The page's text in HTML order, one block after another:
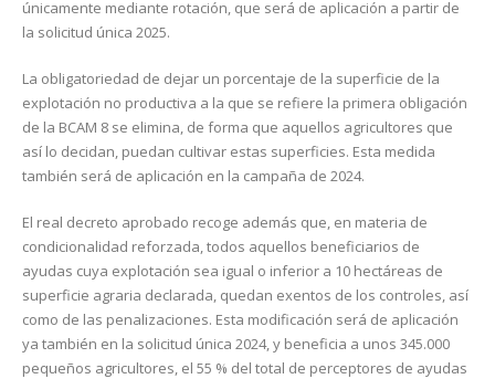
únicamente mediante rotación, que será de aplicación a partir de
la solicitud única 2025.
La obligatoriedad de dejar un porcentaje de la superficie de la
explotación no productiva a la que se refiere la primera obligación
de la BCAM 8 se elimina, de forma que aquellos agricultores que
así lo decidan, puedan cultivar estas superficies. Esta medida
también será de aplicación en la campaña de 2024.
El real decreto aprobado recoge además que, en materia de
condicionalidad reforzada, todos aquellos beneficiarios de
ayudas cuya explotación sea igual o inferior a 10 hectáreas de
superficie agraria declarada, quedan exentos de los controles, así
como de las penalizaciones. Esta modificación será de aplicación
ya también en la solicitud única 2024, y beneficia a unos 345.000
pequeños agricultores, el 55 % del total de perceptores de ayudas